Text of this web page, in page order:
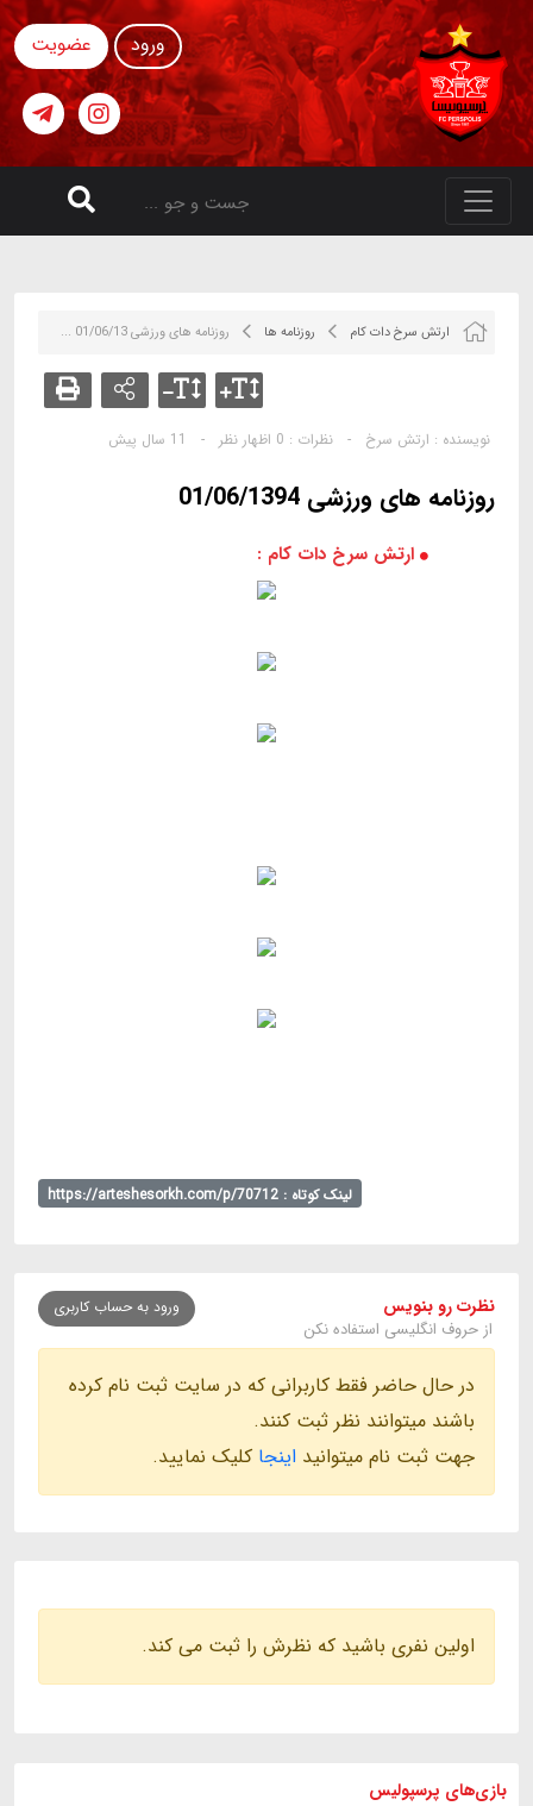
ورود عضویت
ارتش سرخ دات کام روزنامه ها روزنامه های ورزشی 01/06/13 ...
نویسنده : ارتش سرخ - نظرات : 0 اظهار نظر - 11 سال پیش
روزنامه های ورزشی 01/06/1394
ارتش سرخ دات کام :
لینک کوتاه : https://arteshesorkh.com/p/70712
نظرت رو بنویس
از حروف انگلیسی استفاده نکن
ورود به حساب کاربری
در حال حاضر فقط کاربرانی که در سایت ثبت نام کرده
باشند میتوانند نظر ثبت کنند.
جهت ثبت نام میتوانید اینجا کلیک نمایید.
اولین نفری باشید که نظرش را ثبت می کند.
بازی های پرسپولیس